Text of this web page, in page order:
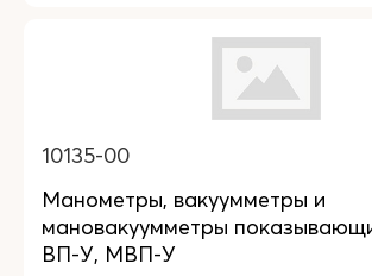
10135-00
Манометры, вакуумметры и
мановакуумметры
ВП-У, МВП-У